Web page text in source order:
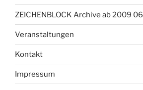
ZEICHENBLOCK Archive ab 2009 06
Veranstaltungen
Kontakt
Impressum